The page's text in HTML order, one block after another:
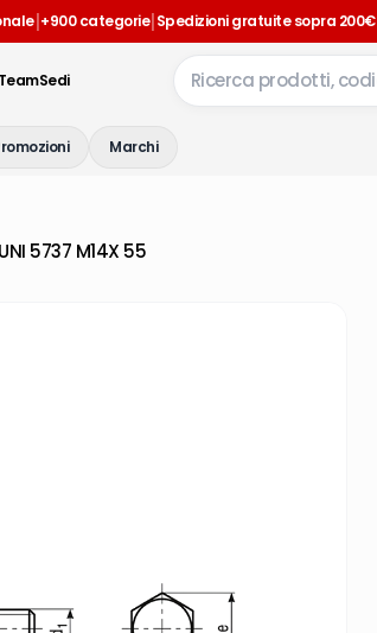
|+900 categorie|Spedizioni gratuite sopra 200€
Sedi
Marchi
UNI 5737 M14X 55